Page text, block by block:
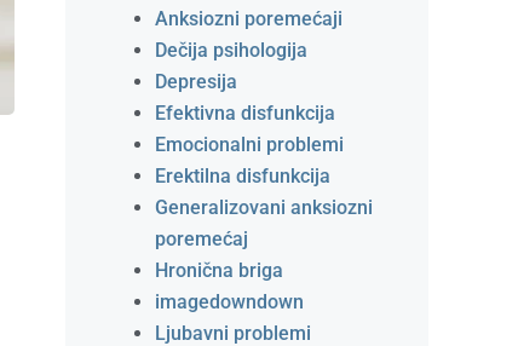
Anksiozni poremećaji
Dečija psihologija
Depresija
Efektivna disfunkcija
Emocionalni problemi
Erektilna disfunkcija
Generalizovani anksiozni
poremećaj
Hronična briga
imagedowndown
Ljubavni problemi